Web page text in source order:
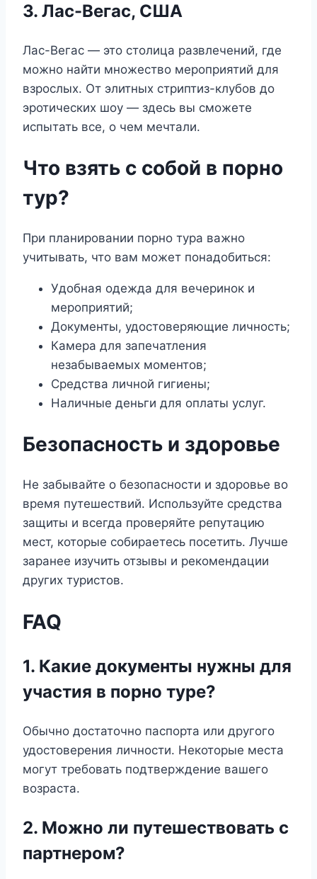
3. Лас-Вегас, США
Лас-Вегас — это столица развлечений, где
можно найти множество мероприятий для
взрослых. От элитных стриптиз-клубов до
эротических шоу — здесь вы сможете
испытать все, о чем мечтали.
Что взять с собой в порно
тур?
При планировании порно тура важно
учитывать, что вам может понадобиться:
Удобная одежда для вечеринок и
мероприятий;
Документы, удостоверяющие личность;
Камера для запечатления
незабываемых моментов;
Средства личной гигиены;
Наличные деньги для оплаты услуг.
Безопасность и здоровье
Не забывайте о безопасности и здоровье во
время путешествий. Используйте средства
защиты и всегда проверяйте репутацию
мест, которые собираетесь посетить. Лучше
заранее изучить отзывы и рекомендации
других туристов.
FAQ
1. Какие документы нужны для
участия в порно туре?
Обычно достаточно паспорта или другого
удостоверения личности. Некоторые места
могут требовать подтверждение вашего
возраста.
2. Можно ли путешествовать с
партнером?